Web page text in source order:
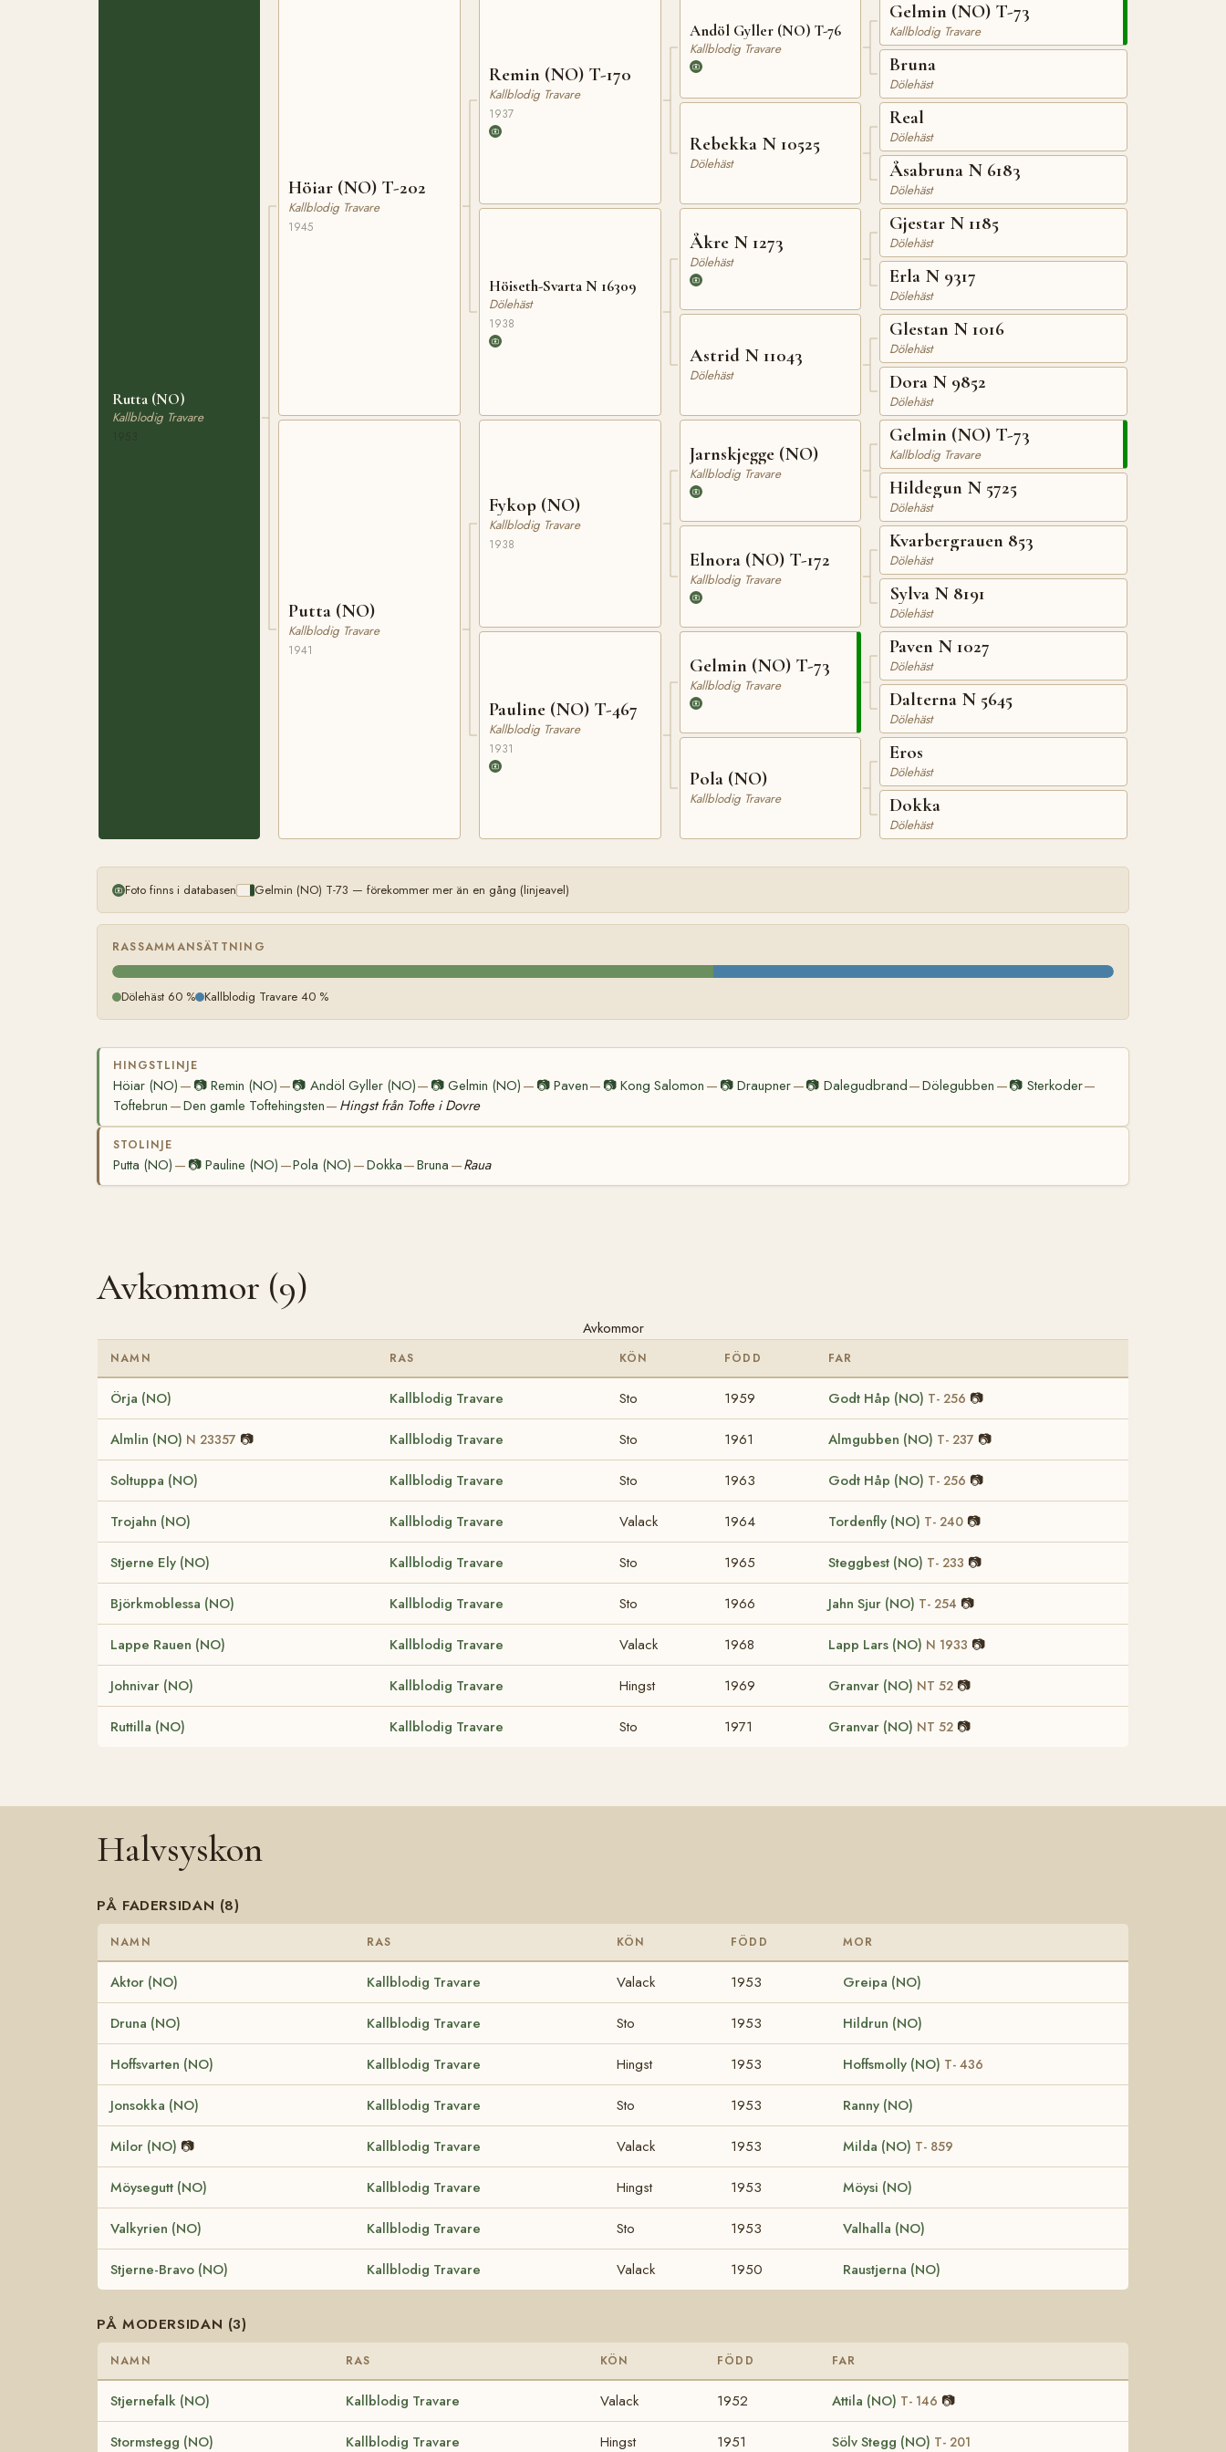
Rutta (NO)
Kallblodig Travare
Höiar (NO) T-202
Kallblodig Travare
1945
Putta (NO)
Kallblodig Travare
1941
Remin (NO) T-170
Kallblodig Travare
1937
Höiseth-Svarta N 16309
Dölehäst
1938
Fykop (NO)
Kallblodig Travare
1938
Pauline (NO) T-467
Kallblodig Travare
1931
Andöl Gyller (NO) T-76
Kallblodig Travare
Rebekka N 10525
Dölehäst
Åkre N 1273
Dölehäst
Astrid N 11043
Dölehäst
Jarnskjegge (NO)
Kallblodig Travare
Elnora (NO) T-172
Kallblodig Travare
Gelmin (NO) T-73
Kallblodig Travare
Pola (NO)
Kallblodig Travare
Gelmin (NO) T-73
Kallblodig Travare
Bruna
Dölehäst
Real
Dölehäst
Åsabruna N 6183
Dölehäst
Gjestar N 1185
Dölehäst
Erla N 9317
Dölehäst
Glestan N 1016
Dölehäst
Dora N 9852
Dölehäst
Gelmin (NO) T-73
Kallblodig Travare
Hildegun N 5725
Dölehäst
Kvarbergrauen 853
Dölehäst
Sylva N 8191
Dölehäst
Paven N 1027
Dölehäst
Dalterna N 5645
Dölehäst
Eros
Dölehäst
Dokka
Dölehäst
Foto finns i databasen Gelmin (NO) T-73 — förekommer mer än en gång (linjeavel)
RASSAMMANSÄTTNING
Dölehäst 60 % Kallblodig Travare 40 %
HINGSTLINJE
Höiar (NO) — 📷Remin (NO) —📷 Andöl Gyller (NO)— 📷Gelmin (NO) — 📷 Paven— 📷 Kong Salomon — 📷Draupner—📷 Dalegudbrand—Dölegubben —📷 Sterkoder—
Toftebrun —Den gamle Toftehingsten— Hingst från Tofte i Dovre
STOLINJE
Putta (NO) — 📷Pauline (NO) —Pola (NO) —Dokka—Bruna —Raua
Avkommor (9)
Avkommor
NAMN RAS KÖN FÖDD FAR
Örja (NO) Kallblodig Travare Sto 1959 Godt Håp (NO) T- 256 📷
Almlin (NO) N 23357 📷 Kallblodig Travare Sto 1961 Almgubben (NO) T- 237 📷
Soltuppa (NO) Kallblodig Travare Sto 1963 Godt Håp (NO) T- 256 📷
Trojahn (NO) Kallblodig Travare Valack 1964 Tordenfly (NO) T- 240 📷
Stjerne Ely (NO) Kallblodig Travare Sto 1965 Steggbest (NO) T- 233 📷
Björkmoblessa (NO) Kallblodig Travare Sto 1966 Jahn Sjur (NO) T- 254 📷
Lappe Rauen (NO) Kallblodig Travare Valack 1968 Lapp Lars (NO) N 1933 📷
Johnivar (NO) Kallblodig Travare Hingst 1969 Granvar (NO) NT 52 📷
Ruttilla (NO) Kallblodig Travare Sto 1971 Granvar (NO) NT 52 📷
Halvsyskon
PÅ FADERSIDAN (8)
NAMN RAS KÖN FÖDD MOR
Aktor (NO) Kallblodig Travare Valack 1953 Greipa (NO)
Druna (NO) Kallblodig Travare Sto 1953 Hildrun (NO)
Hoffsvarten (NO) Kallblodig Travare Hingst 1953 Hoffsmolly (NO) T- 436
Jonsokka (NO) Kallblodig Travare Sto 1953 Ranny (NO)
Milor (NO) 📷 Kallblodig Travare Valack 1953 Milda (NO) T- 859
Möysegutt (NO) Kallblodig Travare Hingst 1953 Möysi (NO)
Valkyrien (NO) Kallblodig Travare Sto 1953 Valhalla (NO)
Stjerne-Bravo (NO) Kallblodig Travare Valack 1950 Raustjerna (NO)
PÅ MODERSIDAN (3)
NAMN RAS KÖN FÖDD FAR
Stjernefalk (NO) Kallblodig Travare Valack 1952 Attila (NO) T- 146 📷
Stormstegg (NO) Kallblodig Travare Hingst 1951 Sölv Stegg (NO) T- 201